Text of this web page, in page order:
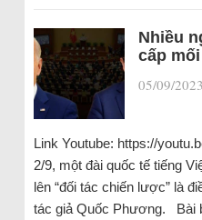
Nhiều
cấp
05/09/2023
Link Youtube: https://
2/9, một đài quốc tế tiếng
lên “đối tác chiến lược” là
tác giả Quốc Phương. Bài